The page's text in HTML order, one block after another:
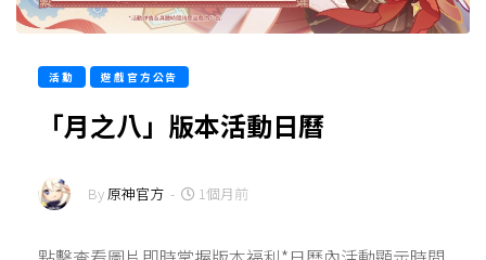
活動 遊戲官方公告
「月之八」版本活動日曆
By原神官方 - 1個月前